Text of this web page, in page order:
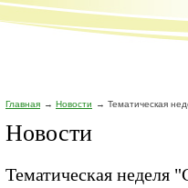
Главная Новости Тематическая
Новости
Тематическая неделя